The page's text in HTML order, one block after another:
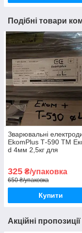
Подібні товари
Зварювальні
EkomPlus Т-590 ТМ
d 4мм 2,5кг для
виробів
325 ₴/упаковка
650 ₴/упаковка
Купити
Акційні